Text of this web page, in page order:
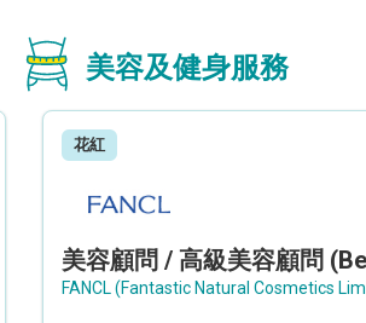
美容及健身服務
花紅
FANCL (Fantastic Natural Cosmetics